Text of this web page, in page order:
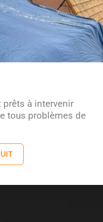
à intervenir
tous problèmes de